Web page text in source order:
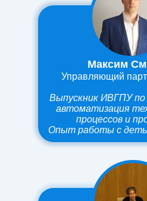
Выпускник ИВГПУ по
автоматизация
процессов и
Опыт работыс
Максим
Управляющий